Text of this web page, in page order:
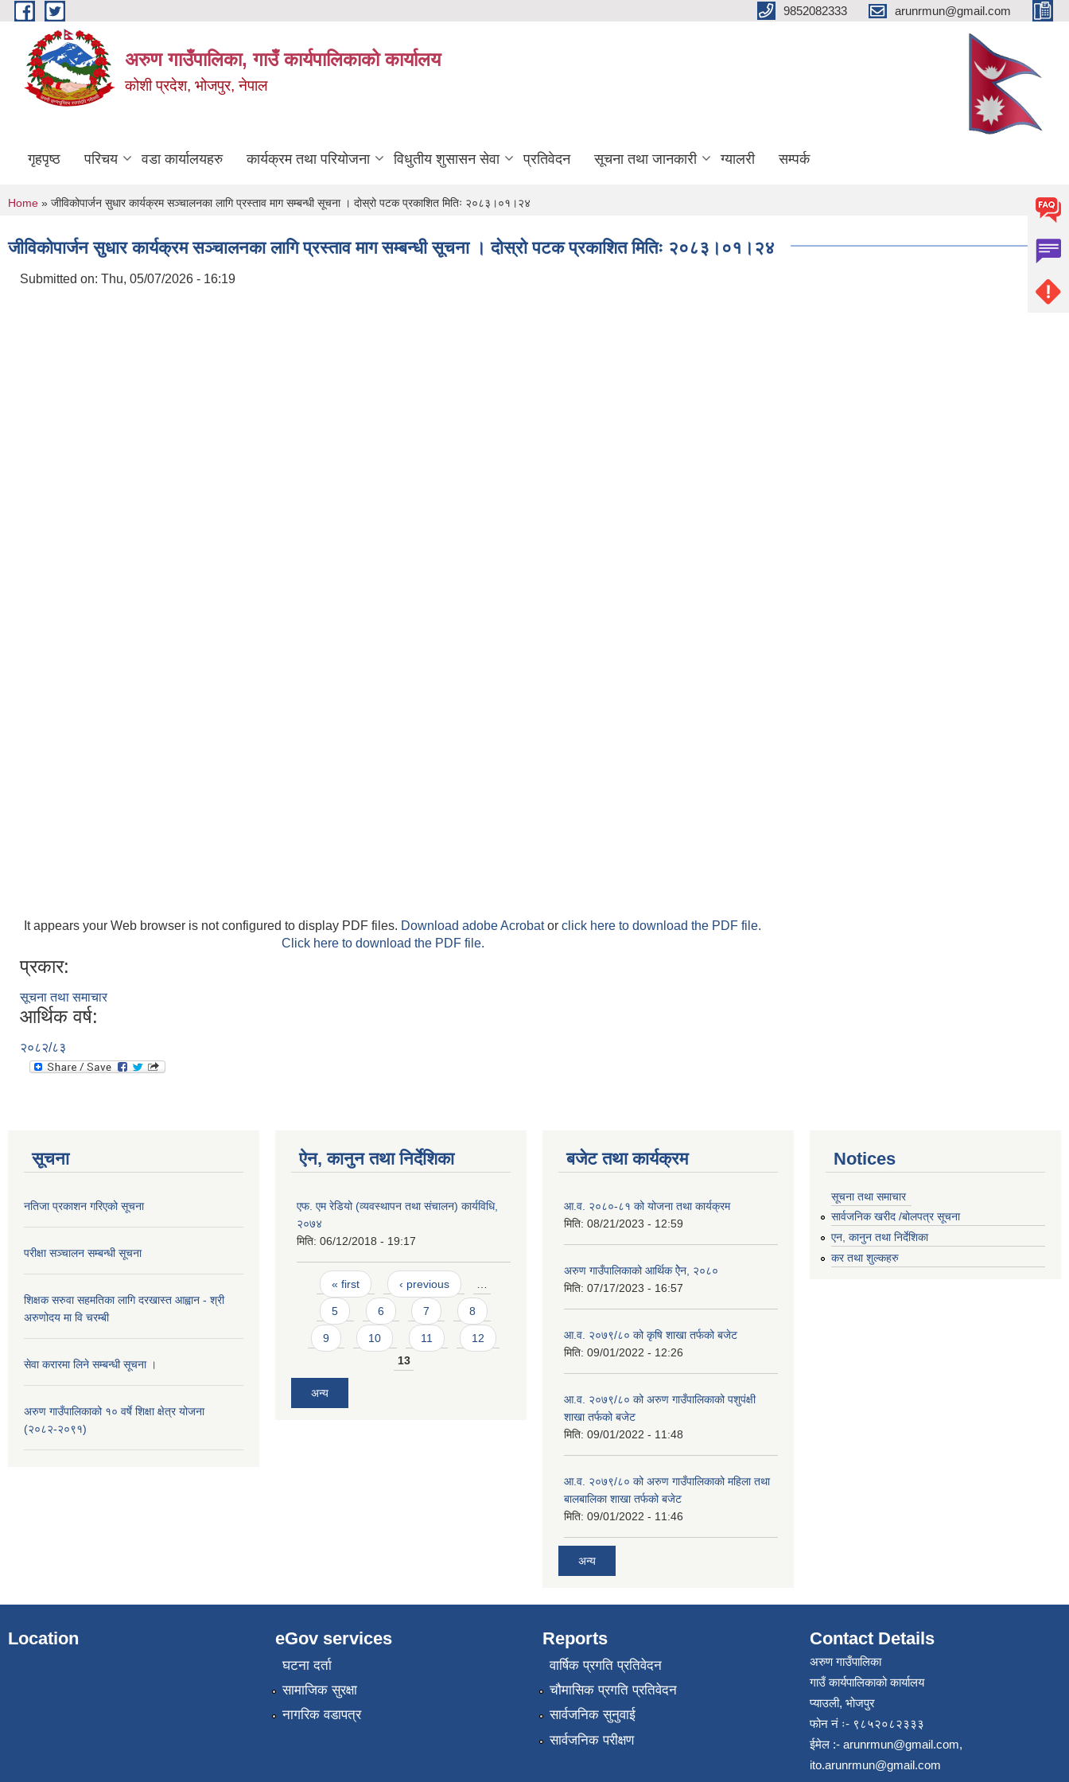
Skip to main content 9852082333 arunrmun@gmail.com
अरुण गाउँपालिका, गाउँ कार्यपालिकाको कार्यालय
कोशी प्रदेश, भोजपुर, नेपाल
गृहपृष्ठ परिचय वडा कार्यालयहरु कार्यक्रम तथा परियोजना विधुतीय शुसासन सेवा प्रतिवेदन सूचना तथा जानकारी ग्यालरी सम्पर्क
You are here
Home » जीविकोपार्जन सुधार कार्यक्रम सञ्चालनका लागि प्रस्ताव माग सम्बन्धी सूचना । दोस्रो पटक प्रकाशित मितिः २०८३।०१।२४
जीविकोपार्जन सुधार कार्यक्रम सञ्चालनका लागि प्रस्ताव माग सम्बन्धी सूचना । दोस्रो पटक प्रकाशित मितिः २०८३।०१।२४
Submitted on: Thu, 05/07/2026 - 16:19
It appears your Web browser is not configured to display PDF files. Download adobe Acrobator click here to download the PDF file.
Click here to download the PDF file.
प्रकार:
सूचना तथा समाचार
आर्थिक वर्ष:
२०८२/८३
सूचना
नतिजा प्रकाशन गरिएको सूचना
परीक्षा सञ्चालन सम्बन्धी सूचना
शिक्षक सरुवा सहमतिका लागि दरखास्त आह्वान - श्री
अरुणोदय मा वि चरम्बी
सेवा करारमा लिने सम्बन्धी सूचना ।
अरुण गाउँपालिकाको १० वर्षे शिक्षा क्षेत्र योजना
(२०८२-२०९१)
ऐन, कानुन तथा निर्देशिका
एफ. एम रेडियो (व्यवस्थापन तथा संचालन) कार्यविधि,
२०७४
मिति: 06/12/2018 - 19:17
Pages
« first ‹ previous …
5 6 7 8
9 10 11
12
13
अन्य
बजेट तथा कार्यक्रम
आ.व. २०८०-८१ को योजना तथा कार्यक्रम
मिति: 08/21/2023 - 12:59
अरुण गाउँपालिकाको आर्थिक ऐेन, २०८०
मिति: 07/17/2023 - 16:57
आ.व. २०७९/८० को कृषि शाखा तर्फको बजेट
मिति: 09/01/2022 - 12:26
आ.व. २०७९/८० को अरुण गाउँपालिकाको पशुपंक्षी
शाखा तर्फको बजेट
मिति: 09/01/2022 - 11:48
आ.व. २०७९/८० को अरुण गाउँपालिकाको महिला तथा
बालबालिका शाखा तर्फको बजेट
मिति: 09/01/2022 - 11:46
अन्य
Notices
सूचना तथा समाचार
सार्वजनिक खरीद /बोलपत्र सूचना
एन, कानुन तथा निर्देशिका
कर तथा शुल्कहरु
Location eGov services
घटना दर्ता
सामाजिक सुरक्षा
नागरिक वडापत्र
Reports
वार्षिक प्रगति प्रतिवेदन
चौमासिक प्रगति प्रतिवेदन
सार्वजनिक सुनुवाई
सार्वजनिक परीक्षण
Contact Details
अरुण गाउँपालिका
गाउँ कार्यपालिकाको कार्यालय
प्याउली, भोजपुर
फोन नं ः- ९८५२०८२३३३
ईमेल :- arunrmun@gmail.com,
ito.arunrmun@gmail.com